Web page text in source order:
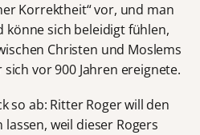
Korrektheit“ vor, und man
sich beleidigt fühlen,
Christen und Moslems
vor 900 Jahren ereignete.
so ab: Ritter Roger will den
weil dieser Rogers